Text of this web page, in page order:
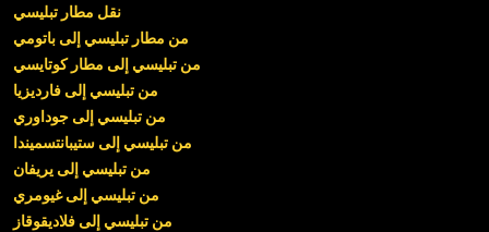
نقل مطار تبليسي
من مطار تبليسي إلى باتومي
من تبليسي إلى مطار كوتايسي
من تبليسي إلى فارديزيا
من تبليسي إلى جوداوري
من تبليسي إلى ستيبانتسميندا
من تبليسي إلى يريفان
من تبليسي إلى غيومري
من تبليسي إلى فلاديقوقاز